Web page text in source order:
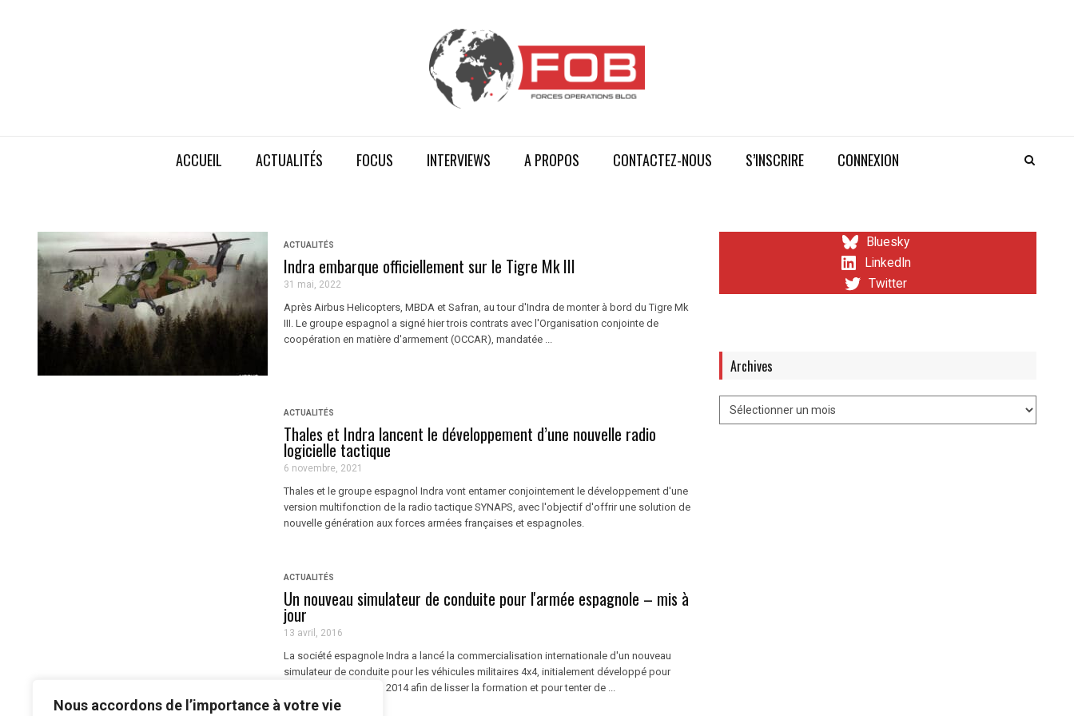
Nous accordons de l’importance à votre vie
ACCUEIL ACTUALITÉS FOCUS INTERVIEWS A PROPOS CONTACTEZ-NOUS S’INSCRIRE CONNEXION
ACTUALITÉS
Indra embarque officiellement sur le Tigre Mk III
31 mai, 2022
Après Airbus Helicopters, MBDA et Safran, au tour d'Indra de monter à bord du Tigre Mk
III. Le groupe espagnol a signé hier trois contrats avec l'Organisation conjointe de
coopération en matière d'armement (OCCAR), mandatée ...
ACTUALITÉS
Thales et Indra lancent le développement d’une nouvelle radio
logicielle tactique
6 novembre, 2021
Thales et le groupe espagnol Indra vont entamer conjointement le développement d'une
version multifonction de la radio tactique SYNAPS, avec l'objectif d'offrir une solution de
nouvelle génération aux forces armées françaises et espagnoles.
ACTUALITÉS
Un nouveau simulateur de conduite pour l'armée espagnole – mis à
jour
13 avril, 2016
La société espagnole Indra a lancé la commercialisation internationale d'un nouveau
simulateur de conduite pour les véhicules militaires 4x4, initialement développé pour
l'Armée espagnole en 2014 afin de lisser la formation et pour tenter de ...
Bluesky
LinkedIn
Twitter
Archives